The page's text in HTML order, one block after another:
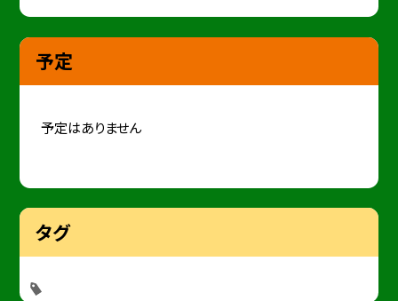
予定
予定はありません
タグ